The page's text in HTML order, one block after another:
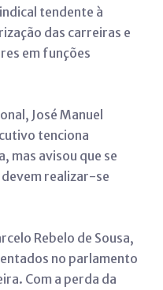
tendente à
das carreiras e
em funções
José Manuel
tenciona
mas avisou que se
realizar-se
Rebelo de Sousa,
no parlamento
Com a perda da